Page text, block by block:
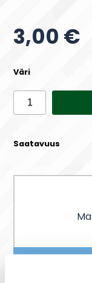
3,00 €
Väri
Saatavuus